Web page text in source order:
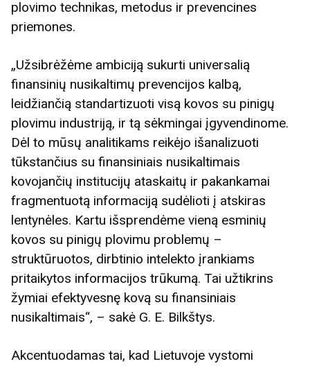
plovimo technikas, metodus ir prevencines
priemones.
„Užsibrėžėme ambiciją sukurti universalią
finansinių nusikaltimų prevencijos kalbą,
leidžiančią standartizuoti visą kovos su pinigų
plovimu industriją, ir tą sėkmingai įgyvendinome.
Dėl to mūsų analitikams reikėjo išanalizuoti
tūkstančius su finansiniais nusikaltimais
kovojančių institucijų ataskaitų ir pakankamai
fragmentuotą informaciją sudėlioti į atskiras
lentynėles. Kartu išsprendėme vieną esminių
kovos su pinigų plovimu problemų –
struktūruotos, dirbtinio intelekto įrankiams
pritaikytos informacijos trūkumą. Tai užtikrins
žymiai efektyvesnę kovą su finansiniais
nusikaltimais“, – sakė G. E. Bilkštys.
Akcentuodamas tai, kad Lietuvoje vystomi